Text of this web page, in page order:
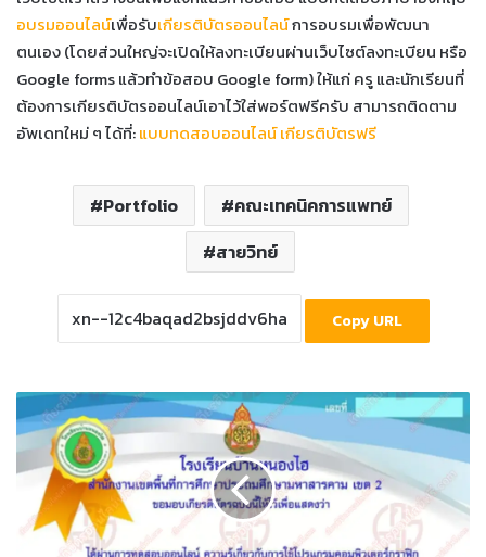
อบรมออนไลน์เพื่อรับเกียรติบัตรออนไลน์การอบรมเพื่อพัฒนา
ตนเอง (โดยส่วนใหญ่จะเปิดให้ลงทะเบียนผ่านเว็บไซต์ลงทะเบียน หรือ
Google forms แล้วทำข้อสอบ Google form) ให้แก่ ครู และนักเรียนที่
ต้องการเกียรติบัตรออนไลน์เอาไว้ใส่พอร์ตฟรีครับ สามารถติดตาม
อัพเดทใหม่ ๆ ได้ที่:แบบทดสอบออนไลน์ เกียรติบัตรฟรี
Portfolio
คณะเทคนิคการแพทย์
สายวิทย์
Copy URL
เกียรติ
บัตร
ออนไลน์
ทำ
ข้อสอบ
เรื่อง